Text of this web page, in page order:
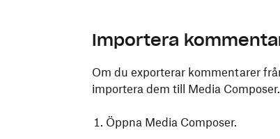
Importera
Om du exporterar kommentarer
importera dem till Media Composer.
Öppna Media Composer.